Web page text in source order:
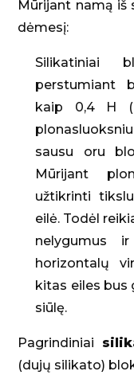
Mūrijant namą
dėmesį:
Silikatiniai
perstumiant
kaip 0,4 H
sausu oru
Mūrijant
užtikrinti
eilė. Todėl
nelygumus
horizontalų
kitas eiles bus
siūlę.
Pagrindiniai
(dujų silikato)